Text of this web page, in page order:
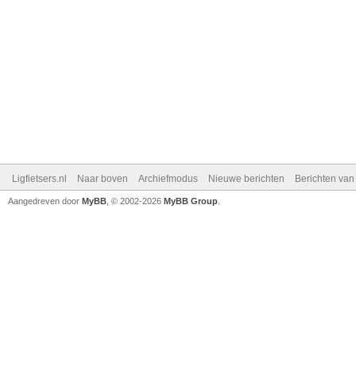
Ligfietsers.nl Naar boven Archiefmodus Nieuwe berichten Berichten
Aangedreven door MyBB , © 2002-2026 MyBB Group